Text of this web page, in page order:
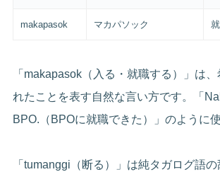
makapasok マカパソック
「makapasok（入る・就職する）」は
れたことを表す自然な言い方です。「
BPO.（BPOに就職できた）」のように使
「tumanggi（断る）」は純タガログ語